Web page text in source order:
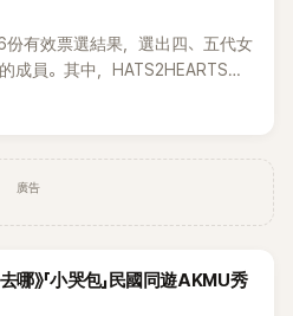
有效票選結果，選出四、五代女
成員。其中，HATS2HEARTS成
在女性社群中的高人氣。
廣告
哪》「小哭包」民國同遊AKMU秀